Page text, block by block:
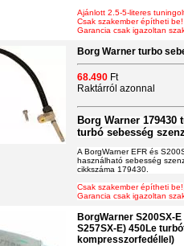
Ajánlott 2.5-5-literes
Csak szakember építheti be!
Garancia csak igazoltan
Borg Warner turbo
68.490 Ft
Raktárról azonnal
Borg Warner
turbó sebesség
A BorgWarner EFR és
használható sebesség
cikkszáma 179430.
Csak szakember építheti be!
Garancia csak igazoltan
BorgWarner S200SX-
S257SX-E) 450Le
kompresszorfedéllel)